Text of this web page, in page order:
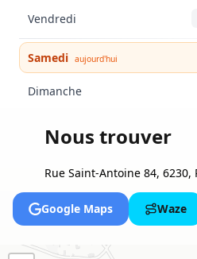
Vendredi
Samedi aujourd'hui
Dimanche
Nous trouver
Rue Saint-Antoine 84, 6230,
Google Maps Waze